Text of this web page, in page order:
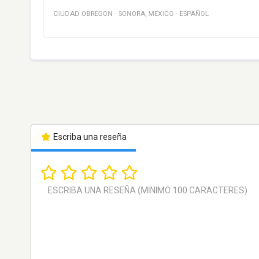
CIUDAD OBREGON · SONORA, MEXICO · ESPAÑOL
Escriba una reseña